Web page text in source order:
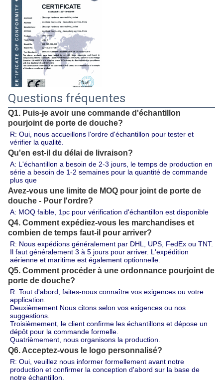
Questions fréquentes
Q1. Puis-je avoir une commande d'échantillon
pourjoint de porte de douche?
R: Oui, nous accueillons l'ordre d'échantillon pour tester et
vérifier la qualité.
Qu'en est-il du délai de livraison?
A: L'échantillon a besoin de 2-3 jours, le temps de production en
série a besoin de 1-2 semaines pour la quantité de commande
plus que
Avez-vous une limite de MOQ pour joint de porte de
douche - Pour l'ordre?
A: MOQ faible, 1pc pour vérification d'échantillon est disponible
Q4. Comment expédiez-vous les marchandises et
combien de temps faut-il pour arriver?
R: Nous expédions généralement par DHL, UPS, FedEx ou TNT.
Il faut généralement 3 à 5 jours pour arriver. L'expédition
aérienne et maritime est également optionnelle.
Q5. Comment procéder à une ordonnance pourjoint de
porte de douche?
R: Tout d'abord, faites-nous connaître vos exigences ou votre
application.
Deuxièmement Nous citons selon vos exigences ou nos
suggestions.
Troisièmement, le client confirme les échantillons et dépose un
dépôt pour la commande formelle.
Quatrièmement, nous organisons la production.
Q6. Acceptez-vous le logo personnalisé?
R: Oui, veuillez nous informer formellement avant notre
production et confirmer la conception d'abord sur la base de
notre échantillon.